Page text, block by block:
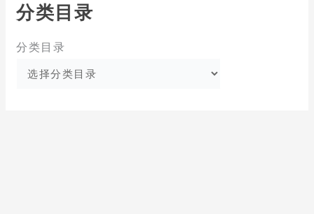
分类目录
分类目录